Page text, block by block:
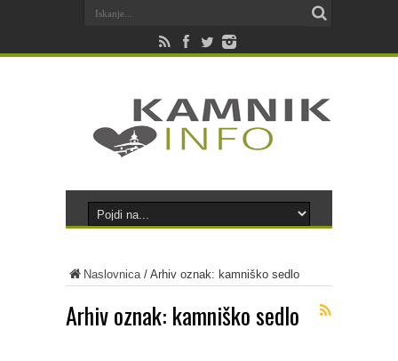
Naslovnica/ Arhiv oznak: kamniško sedlo
Arhiv oznak: kamniško sedlo